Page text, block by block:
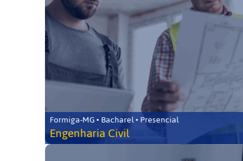
Formiga-MG • Bacharel • Presencial
Engenharia Civil